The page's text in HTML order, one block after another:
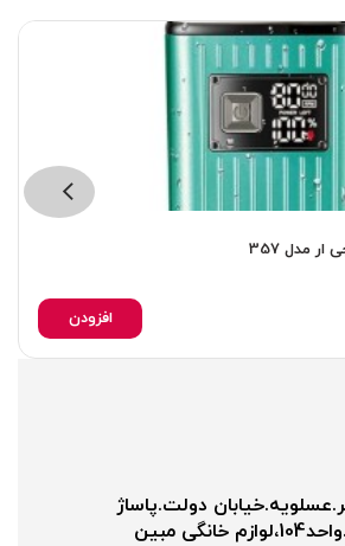
مدل 357
افزودن
دولت.پاساژ
مبین